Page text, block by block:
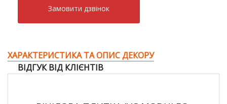
Замовити дзвiнок
ХАРАКТЕРИСТИКА ТА ОПИС ДЕКОРУ
ВІДГУК ВІД КЛІЄНТІВ